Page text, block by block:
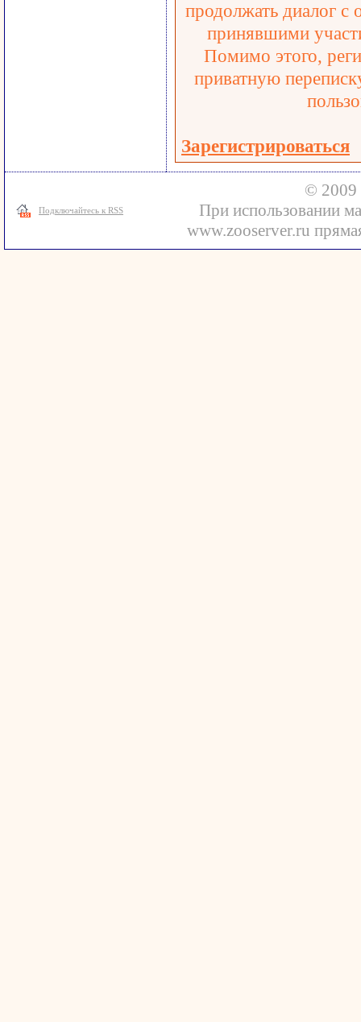
продолжать диалог с
принявшими
Помимо этого,
приватную
Зарегистрироваться
Подключайтесь к RSS
© 2009
При использовании
www.zooserver.ru